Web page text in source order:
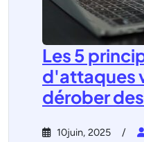
Les 5
d'attaques
dérober
10juin, 2025